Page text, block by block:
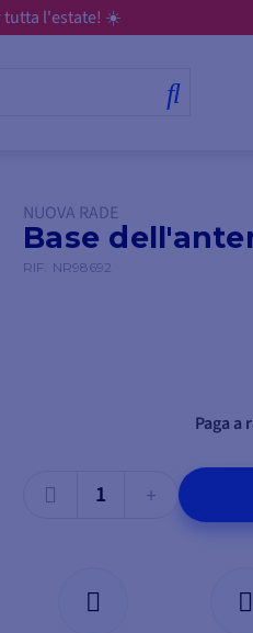
tutta l'estate! ☀️
NUOVA RADE
Base
RIF. NR98692
Paga a